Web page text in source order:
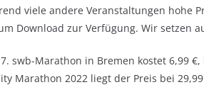
viele andere Veranstaltungen hohe
Download zur Verfügung. Wir setzen
swb-Marathon in Bremen kostet 6,99
Marathon 2022 liegt der Preis bei